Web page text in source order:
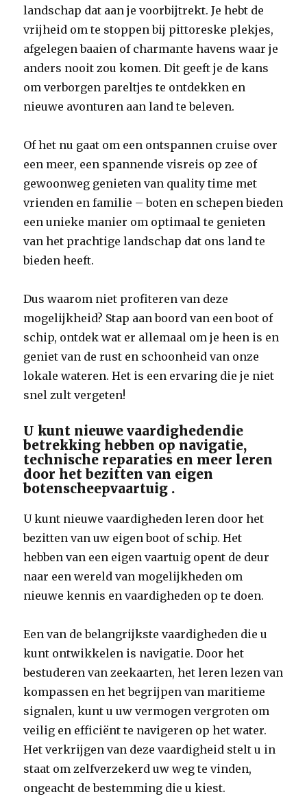
landschap dat aan je voorbijtrekt. Je hebt de
vrijheid om te stoppen bij pittoreske plekjes,
afgelegen baaien of charmante havens waar je
anders nooit zou komen. Dit geeft je de kans
om verborgen pareltjes te ontdekken en
nieuwe avonturen aan land te beleven.
Of het nu gaat om een ontspannen cruise over
een meer, een spannende visreis op zee of
gewoonweg genieten van quality time met
vrienden en familie – boten en schepen bieden
een unieke manier om optimaal te genieten
van het prachtige landschap dat ons land te
bieden heeft.
Dus waarom niet profiteren van deze
mogelijkheid? Stap aan boord van een boot of
schip, ontdek wat er allemaal om je heen is en
geniet van de rust en schoonheid van onze
lokale wateren. Het is een ervaring die je niet
snel zult vergeten!
U kunt nieuwe vaardighedendie
betrekking hebben op navigatie,
technische reparaties en meer leren
door het bezitten van eigen
botenscheepvaartuig .
U kunt nieuwe vaardigheden leren door het
bezitten van uw eigen boot of schip. Het
hebben van een eigen vaartuig opent de deur
naar een wereld van mogelijkheden om
nieuwe kennis en vaardigheden op te doen.
Een van de belangrijkste vaardigheden die u
kunt ontwikkelen is navigatie. Door het
bestuderen van zeekaarten, het leren lezen van
kompassen en het begrijpen van maritieme
signalen, kunt u uw vermogen vergroten om
veilig en efficiënt te navigeren op het water.
Het verkrijgen van deze vaardigheid stelt u in
staat om zelfverzekerd uw weg te vinden,
ongeacht de bestemming die u kiest.